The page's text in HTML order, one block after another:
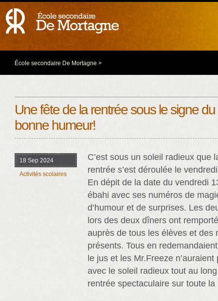
École secondaire De Mortagne >
Une fête de la rentrée sous le signe du
bonne humeur!
18 Sep 2024
Activités scolaires
C’est sous un soleil radieux que
rentrée s’est déroulée le
En dépit de la date du vendredi
ébahi avec ses numéros de
d’humour et de surprises. Les
lors des deux dîners ont
auprès de tous les élèves et des
présents. Tous en
le jus et les Mr.Freeze
avec le soleil radieux tout au
rentrée spectaculaire sur toute la